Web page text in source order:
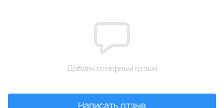
Добавьте первый отзыв
Написать отзыв